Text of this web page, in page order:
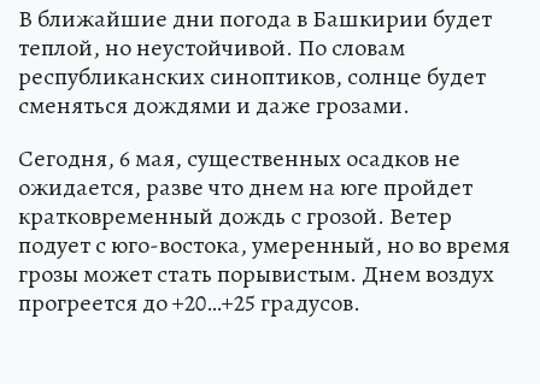
В ближайшие дни погода в Башкирии будет
теплой, но неустойчивой. По словам
республиканских синоптиков, солнце будет
сменяться дождями и даже грозами.
Сегодня, 6 мая, существенных осадков не
ожидается, разве что днем на юге пройдет
кратковременный дождь с грозой. Ветер
подует с юго-востока, умеренный, но во время
грозы может стать порывистым. Днем воздух
прогреется до +20…+25 градусов.